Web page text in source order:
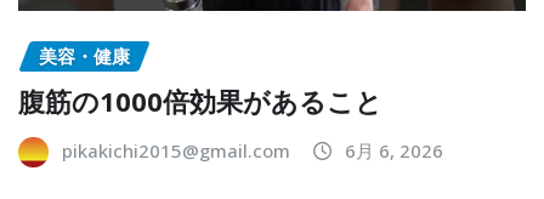
美容・健康
腹筋の1000倍効果があること
pikakichi2015@gmail.com 6月 6, 2026